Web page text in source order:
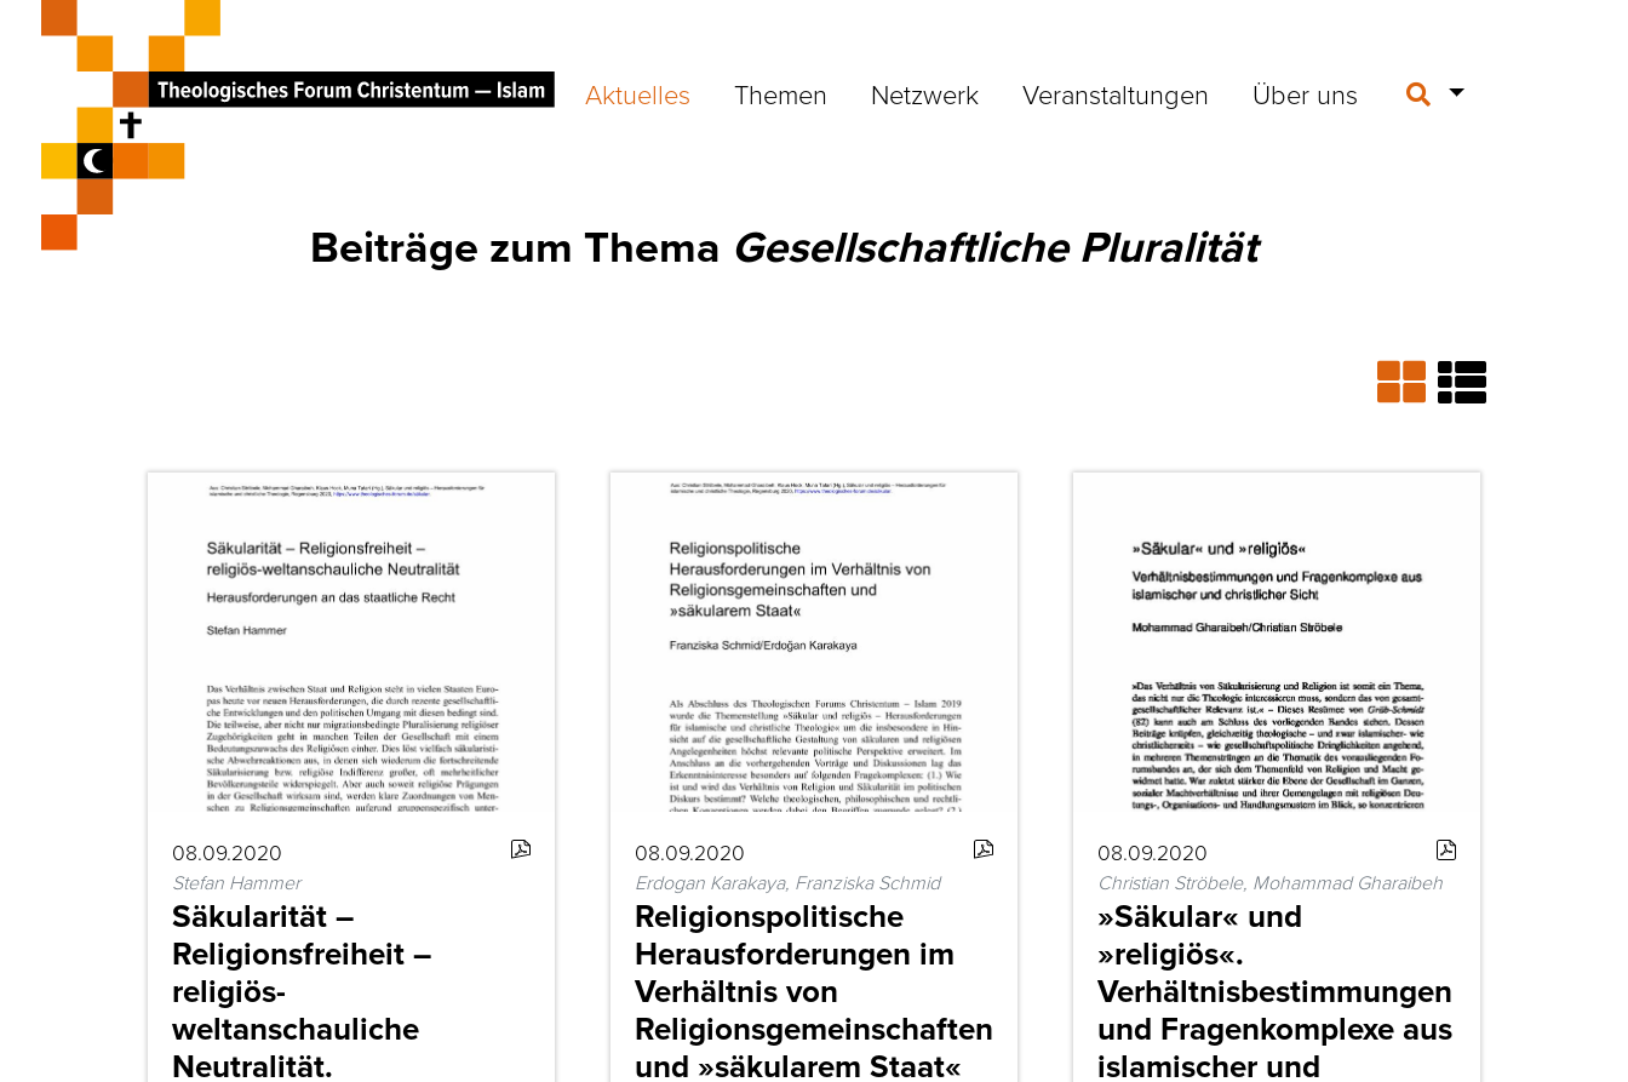
Aktuelles Themen Netzwerk Veranstaltungen Über uns
Beiträge zum Thema Gesellschaftliche Pluralität
08.09.2020
Stefan Hammer
Säkularität –
Religionsfreiheit –
religiös-
weltanschauliche
Neutralität.
08.09.2020
Erdogan Karakaya, Franziska Schmid
Religionspolitische
Herausforderungen im
Verhältnis von
Religionsgemeinschaften
und »säkularem Staat«
08.09.2020
Christian Ströbele, Mohammad Gharaibeh
»Säkular« und
»religiös«.
Verhältnisbestimmungen
und Fragenkomplexe aus
islamischer und